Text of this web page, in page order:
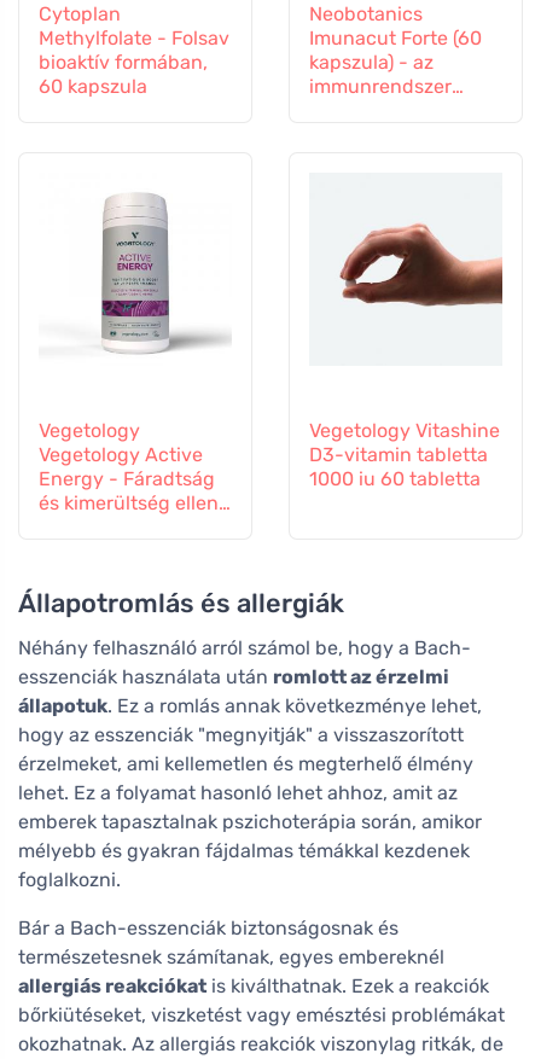
Cytoplan
Methylfolate - Folsav
bioaktív formában,
60 kapszula
Neobotanics
Imunacut Forte (60
kapszula) - az
immunrendszer
Vegetology
Vegetology Active
Energy - Fáradtság
és kimerültség ellen,
Vegetology Vitashine
D3-vitamin tabletta
1000 iu 60 tabletta
Állapotromlás és allergiák
Néhány felhasználó arról számol be, hogy a Bach-
esszenciák használata után romlott az érzelmi
állapotuk. Ez a romlás annak következménye lehet,
hogy az esszenciák "megnyitják" a visszaszorított
érzelmeket, ami kellemetlen és megterhelő élmény
lehet. Ez a folyamat hasonló lehet ahhoz, amit az
emberek tapasztalnak pszichoterápia során, amikor
mélyebb és gyakran fájdalmas témákkal kezdenek
foglalkozni.
Bár a Bach-esszenciák biztonságosnak és
természetesnek számítanak, egyes embereknél
allergiás reakciókat is kiválthatnak. Ezek a reakciók
bőrkiütéseket, viszketést vagy emésztési problémákat
okozhatnak. Az allergiás reakciók viszonylag ritkák, de